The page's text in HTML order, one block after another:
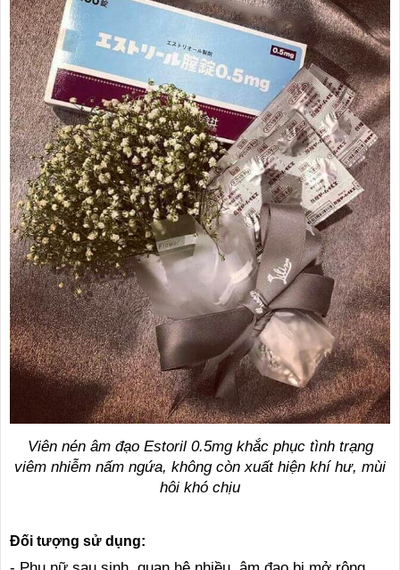
Viên nén âm đạo Estoril 0.5mg khắc phục tình trạng
viêm nhiễm nấm ngứa, không còn xuất hiện khí hư, mùi
hôi khó chịu
Đối tượng sử dụng: